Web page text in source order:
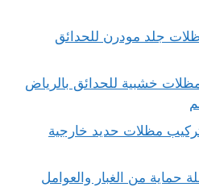
جلد مودرن للحدائق
خشبية للحدائق بالرياض
مظلات حديد خارجية
حماية من الغبار والعوامل